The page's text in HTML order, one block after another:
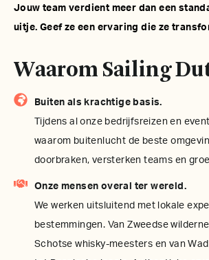
Jouw team verdient meer dan een
uitje. Geef ze een ervaring die ze
Waarom Sailing
Buiten als krachtige basis.
Tijdens al onze bedrijfsreizen en
waarom buitenlucht de beste
doorbraken, versterken teams en
Onze mensen overal ter wereld.
We werken uitsluitend met lokale
bestemmingen. Van Zweedse
Schotse whisky-meesters en van